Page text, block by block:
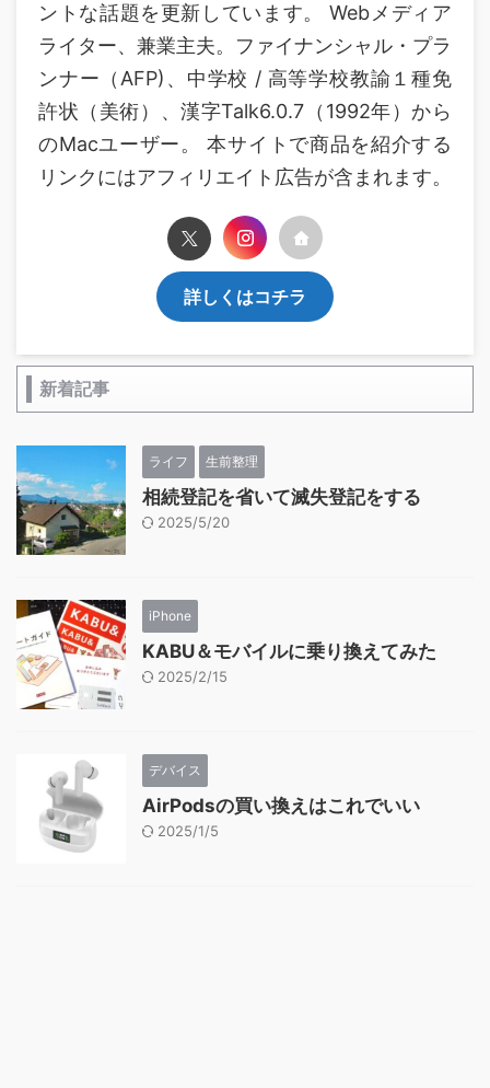
ントな話題を更新しています。 Webメディア
ライター、兼業主夫。ファイナンシャル・プラ
ンナー（AFP)、中学校 / 高等学校教諭１種免
許状（美術）、漢字Talk6.0.7（1992年）から
のMacユーザー。 本サイトで商品を紹介する
リンクにはアフィリエイト広告が含まれます。
詳しくはコチラ
新着記事
ライフ 生前整理
相続登記を省いて滅失登記をする
2025/5/20
iPhone
KABU＆モバイルに乗り換えてみた
2025/2/15
デバイス
AirPodsの買い換えはこれでいい
2025/1/5